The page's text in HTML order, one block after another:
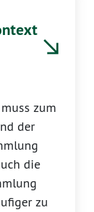
zum
der
die
zu